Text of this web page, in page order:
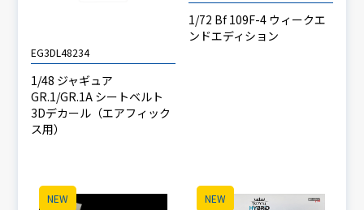
EG3DL48234
1/48 ジャギュア
GR.1/GR.1A シートベルト
3Dデカール（エアフィック
ス用）
1/72 Bf 109F-4 ウィークエ
ンドエディション
NEW NEW